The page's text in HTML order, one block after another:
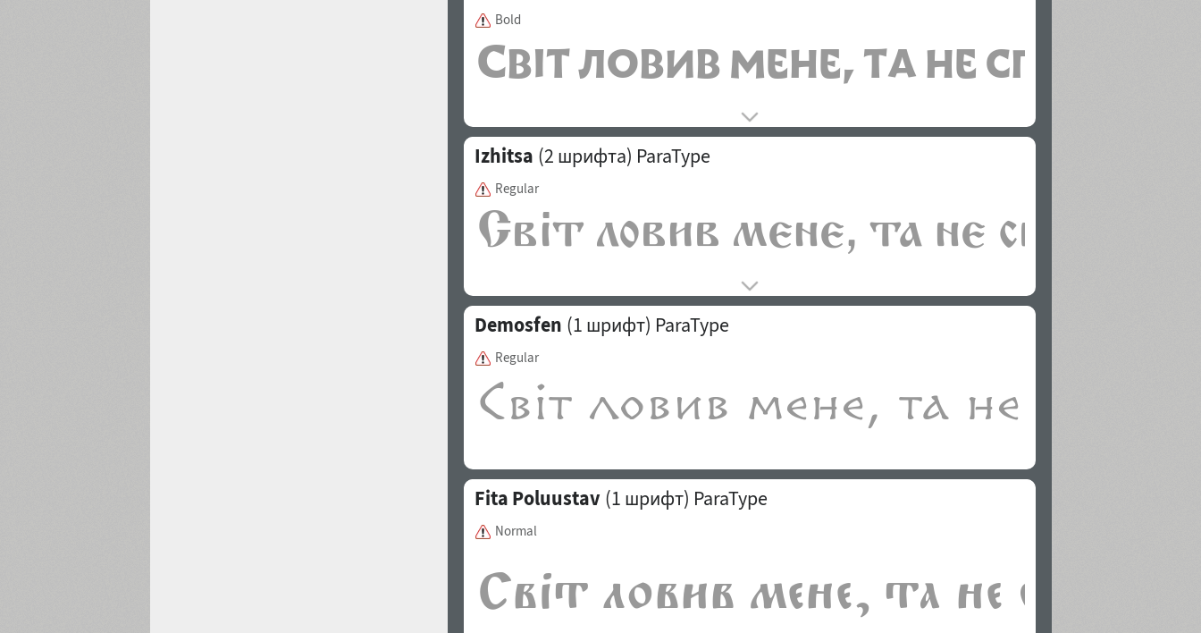
Bold
Izhitsa (2 шрифта) ParaType
Regular
Demosfen (1 шрифт) ParaType
Regular
Fita Poluustav (1 шрифт) ParaType
Normal